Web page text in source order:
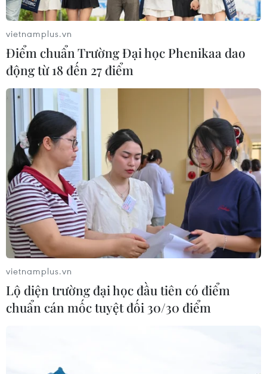
(Vietnam+)
#bún thang lươn
#Top 100 món ăn món ăn đặc sản Việt Nam
#Phố Hiến
#Hưng yên
vietnamplus.vn
Điểm chuẩn Trường Đại học Phenikaa dao
động từ 18 đến 27 điểm
vietnamplus.vn
Lộ diện trường đại học đầu tiên có điểm
chuẩn cán mốc tuyệt đối 30/30 điểm